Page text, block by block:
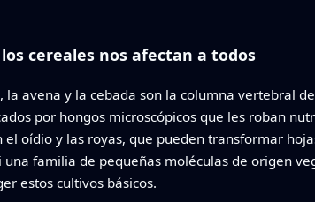
cereales nos afectan a todos
la avena y la cebada son la columna vertebral
por hongos microscópicos que les roban
el oídio y las royas, que pueden transformar
familia de pequeñas moléculas de origen
estos cultivos básicos.